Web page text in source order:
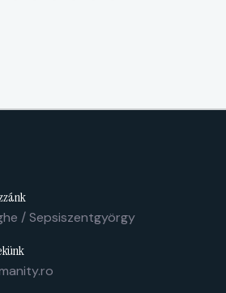
/ Sepsiszentgyörgy